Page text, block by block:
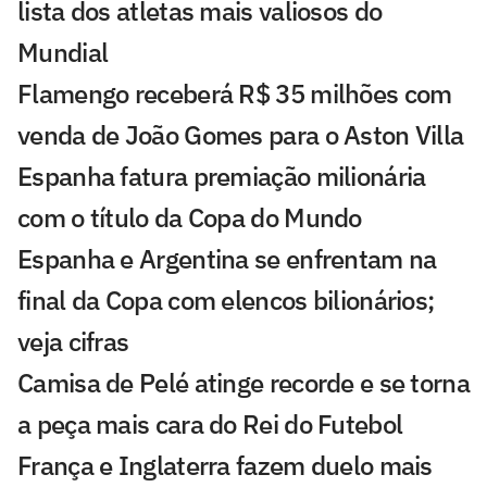
lista dos atletas mais valiosos do
Mundial
Flamengo receberá R$ 35 milhões com
venda de João Gomes para o Aston Villa
Espanha fatura premiação milionária
com o título da Copa do Mundo
Espanha e Argentina se enfrentam na
final da Copa com elencos bilionários;
veja cifras
Camisa de Pelé atinge recorde e se torna
a peça mais cara do Rei do Futebol
França e Inglaterra fazem duelo mais